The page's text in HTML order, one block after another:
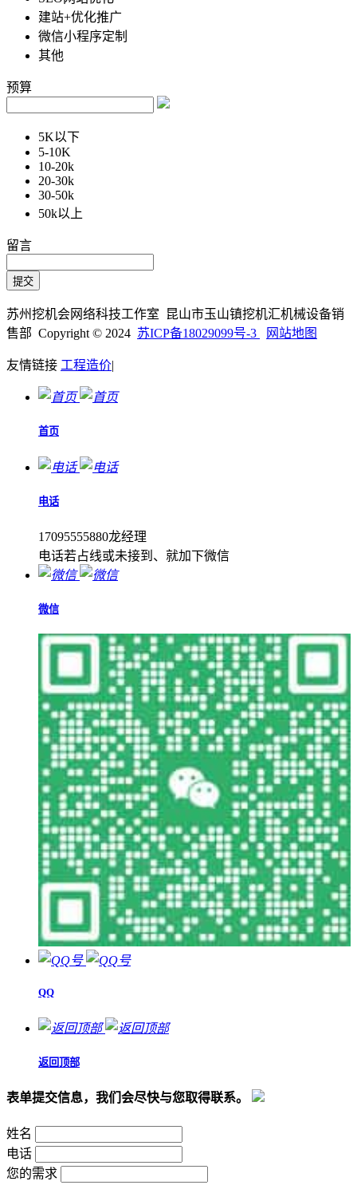
建站+优化推广
微信小程序定制
其他
预算
5K以下
5-10K
10-20k
20-30k
30-50k
50k以上
留言
苏州挖机会网络科技工作室 昆山市玉山镇挖机汇机械设备销
售部 Copyright © 2024 苏ICP备18029099号-3 网站地图
友情链接 工程造价|
首页
电话
17095555880龙经理
电话若占线或未接到、就加下微信
微信
QQ
返回顶部
表单提交信息，我们会尽快与您取得联系。
姓名
电话
您的需求